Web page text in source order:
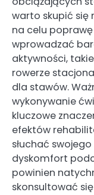
warto skupić się
na celu
wprowadzać
aktywności,
rowerze
dla stawów.
wykonywanie
kluczowe
efektów
słuchać
dyskomfort
powinien
skonsultować